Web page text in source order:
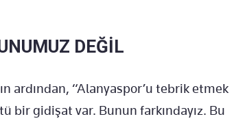
DEĞİL
ardından, “Alanyaspor’u tebrik etmek
bir gidişat var. Bunun farkındayız. Bu